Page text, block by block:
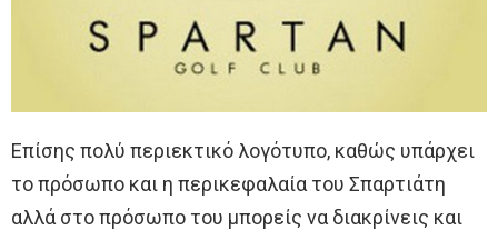
Επίσης πολύ περιεκτικό λογότυπο, καθώς υπάρχει
το πρόσωπο και η περικεφαλαία του Σπαρτιάτη
αλλά στο πρόσωπο του μπορείς να διακρίνεις και